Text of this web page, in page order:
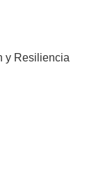
y Resiliencia